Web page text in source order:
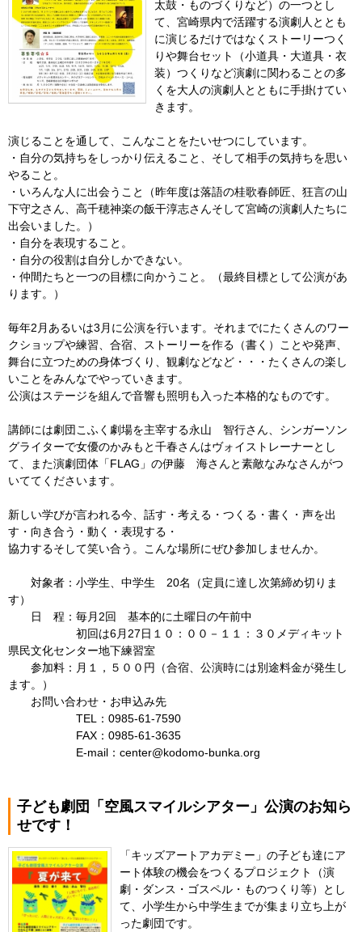
太鼓・ものづくりなど）の一つとし
て、宮崎県内で活躍する演劇人ととも
に演じるだけではなくストーリーつく
りや舞台セット（小道具・大道具・衣
装）つくりなど演劇に関わることの多
くを大人の演劇人とともに手掛けてい
きます。
演じることを通して、こんなことをたいせつにしています。
・自分の気持ちをしっかり伝えること、そして相手の気持ちを思い
やること。
・いろんな人に出会うこと（昨年度は落語の桂歌春師匠、狂言の山
下守之さん、高千穂神楽の飯干淳志さんそして宮崎の演劇人たちに
出会いました。）
・自分を表現すること。
・自分の役割は自分しかできない。
・仲間たちと一つの目標に向かうこと。（最終目標として公演があ
ります。）
毎年2月あるいは3月に公演を行います。それまでにたくさんのワー
クショップや練習、合宿、ストーリーを作る（書く）ことや発声、
舞台に立つための身体づくり、観劇などなど・・・たくさんの楽し
いことをみんなでやっていきます。
公演はステージを組んで音響も照明も入った本格的なものです。
講師には劇団こふく劇場を主宰する永山 智行さん、シンガーソン
グライターで女優のかみもと千春さんはヴォイストレーナーとし
て、また演劇団体「FLAG」の伊藤 海さんと素敵なみなさんがつ
いててくださいます。
新しい学びが言われる今、話す・考える・つくる・書く・声を出
す・向き合う・動く・表現する・
協力するそして笑い合う。こんな場所にぜひ参加しませんか。
対象者：小学生、中学生 20名（定員に達し次第締め切りま
す）
日 程：毎月2回 基本的に土曜日の午前中
初回は6月27日１０：００－１１：３０メディキット
県民文化センター地下練習室
参加料：月１，５００円（合宿、公演時には別途料金が発生し
ます。）
お問い合わせ・お申込み先
TEL：0985-61-7590
FAX：0985-61-3635
E-mail：center@kodomo-bunka.org
子ども劇団「空風スマイルシアター」公演のお知ら
せです！
「キッズアートアカデミー」の子ども達にア
ート体験の機会をつくるプロジェクト（演
劇・ダンス・ゴスペル・ものつくり等）とし
て、小学生から中学生までが集まり立ち上が
った劇団です。